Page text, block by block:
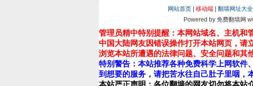
网站首页 移动端 翻墙网址大全
Powered by 免费翻墙网
管理员精中特别提醒：本网站域名、主机和
中国大陆网友因错误操作打开本站网页，请
浏览本站所遭遇的法律问题、安全问题和其
特别警告：本站推荐各种免费科学上网软件
到想要的服务，请把苦水往自己肚子里咽，
本站严正声明：各位翻墙的网友切勿将本站